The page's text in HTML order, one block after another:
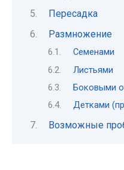
Пересадка
Размножение
Семенами
Листьями
Боковыми
Детками
Возможные